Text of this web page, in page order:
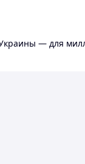
— для